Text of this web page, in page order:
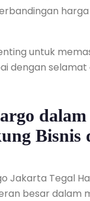
untuk
dengan selamat
dalam
Bisnis
Jakarta Tegal
besar dalam